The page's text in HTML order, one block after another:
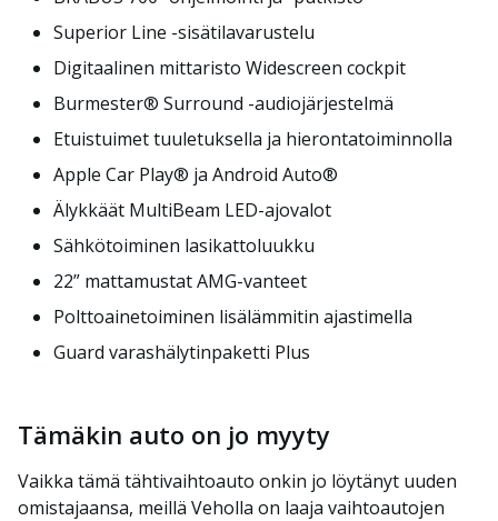
Superior Line -sisätilavarustelu
Digitaalinen mittaristo Widescreen cockpit
Burmester® Surround -audiojärjestelmä
Etuistuimet tuuletuksella ja hierontatoiminnolla
Apple Car Play® ja Android Auto®
Älykkäät MultiBeam LED-ajovalot
Sähkötoiminen lasikattoluukku
22” mattamustat AMG-vanteet
Polttoainetoiminen lisälämmitin ajastimella
Guard varashälytinpaketti Plus
Tämäkin auto on jo myyty
Vaikka tämä tähtivaihtoauto onkin jo löytänyt uuden
omistajaansa, meillä Veholla on laaja vaihtoautojen